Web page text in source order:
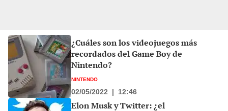
¿Cuáles son los videojuegos más
recordados del Game Boy de
Nintendo?
NINTENDO
02/05/2022
| 12:46
Elon Musk y Twitter: ¿el